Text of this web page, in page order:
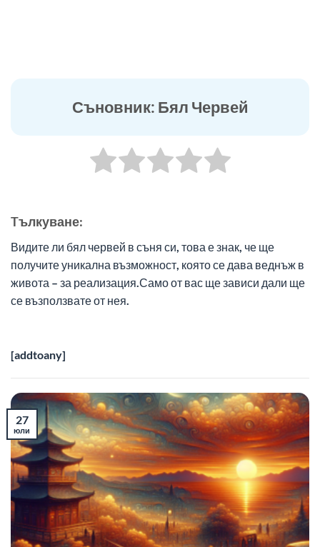
Съновник: Бял Червей
Tълкуване:
Видите ли бял червей в съня си, това е знак, че ще
получите уникална възможност, която се дава веднъж в
живота – за реализация.Само от вас ще зависи дали ще
се възползвате от нея.
[addtoany]
27
юли